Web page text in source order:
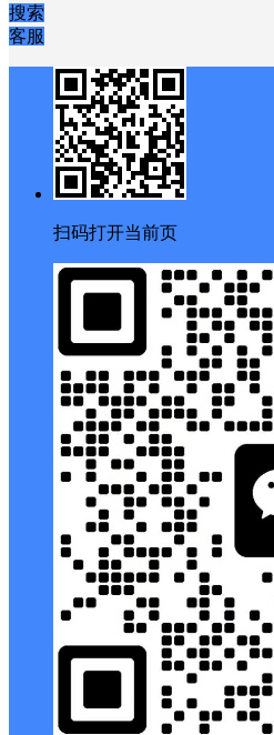
搜索
客服
扫码打开当前页